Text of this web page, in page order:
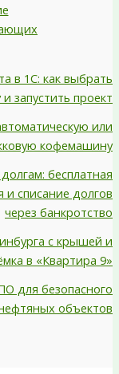
в 1С: как выбрать
и запустить проект
или
кофемашину
бесплатная
и списание долгов
через банкротство
с крышей и
в «Квартира 9»
для безопасного
объектов